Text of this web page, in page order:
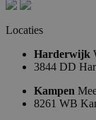
Locaties
Harderwijk
3844 DD
Kampen
8261 WB